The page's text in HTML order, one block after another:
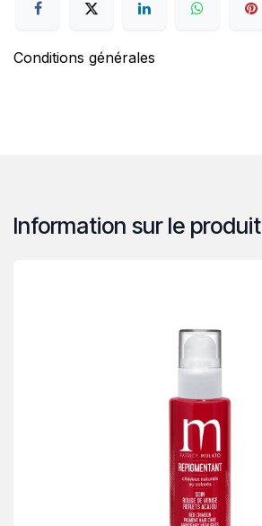
Conditions générales
Information sur le produit